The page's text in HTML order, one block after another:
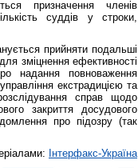
призначення членів
суддів у строки,
прийняти подальші
зміцнення ефективності
надання повноваження
екстрадицією та
справ щодо
закриття досудового
про підозру (так
Інтерфакс-Україна